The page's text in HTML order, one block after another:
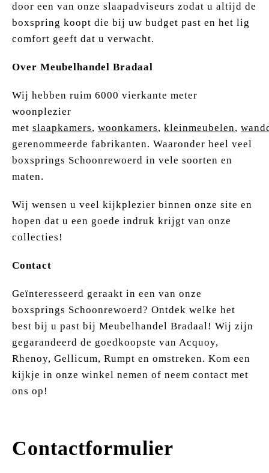
door een van onze slaapadviseurs zodat u altijd de
boxspring koopt die bij uw budget past en het lig
comfort geeft dat u verwacht.
Over Meubelhandel Bradaal
Wij hebben ruim 6000 vierkante meter
woonplezier
met slaapkamers, woonkamers, kleinmeubelen,
gerenommeerde fabrikanten. Waaronder heel veel
boxsprings Schoonrewoerd in vele soorten en
maten.
Wij wensen u veel kijkplezier binnen onze site en
hopen dat u een goede indruk krijgt van onze
collecties!
Contact
Geïnteresseerd geraakt in een van onze
boxsprings Schoonrewoerd? Ontdek welke het
best bij u past bij Meubelhandel Bradaal! Wij zijn
gegarandeerd de goedkoopste van Acquoy,
Rhenoy, Gellicum, Rumpt en omstreken. Kom een
kijkje in onze winkel nemen of neem contact met
ons op!
Contactformulier